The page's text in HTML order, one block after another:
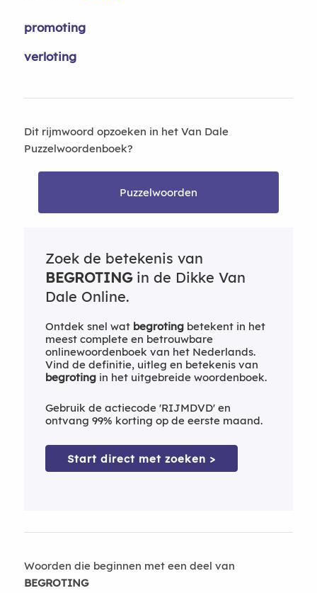
promoting
verloting
Dit rijmwoord opzoeken in het Van Dale
Puzzelwoordenboek?
Puzzelwoorden
Zoek de betekenis van
BEGROTINGin de Dikke Van
Dale Online.
Ontdek snel wat begrotingbetekent in het
meest complete en betrouwbare
onlinewoordenboek van het Nederlands.
Vind de definitie, uitleg en betekenis van
begrotingin het uitgebreide woordenboek.
Gebruik de actiecode 'RIJMDVD' en
ontvang 99% korting op de eerste maand.
Start direct met zoeken >
Woorden die beginnen met een deel van
BEGROTING